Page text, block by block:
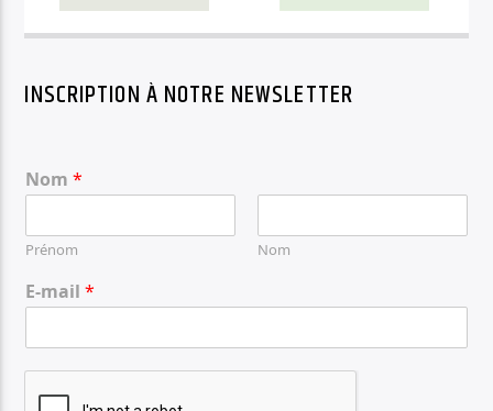
INSCRIPTION À NOTRE NEWSLETTER
Nom*
Prénom Nom
E-mail*